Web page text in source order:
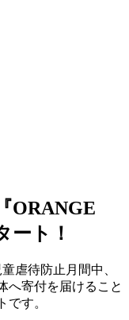
ORANGE
ート！
虐待防止月間中、
へ寄付を届けること
です。